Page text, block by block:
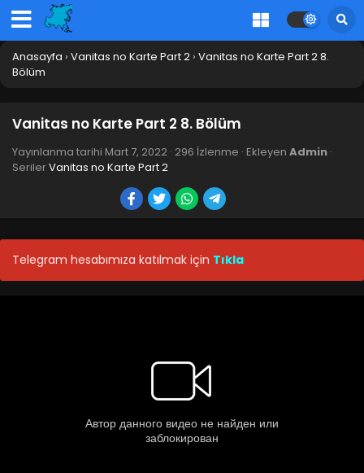
Anasayfa › Vanitas no Karte Part 2 › Vanitas no Karte Part 2 8.
Bölüm
Vanitas no Karte Part 2 8. Bölüm
Yayınlanma tarihi Mart 7, 2022 · 296 İzlenme · Ekleyen Admin ·
SerilerVanitas no Karte Part 2
Telegram hesabımıza katılmak için Tıkla